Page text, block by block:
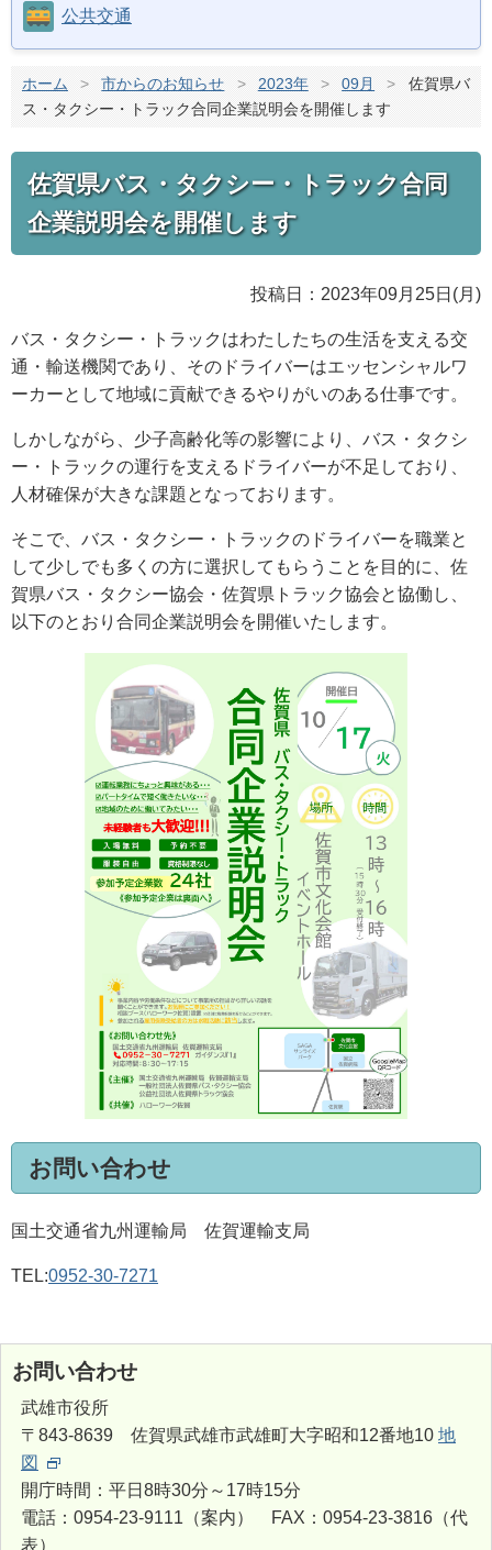
公共交通
ホーム > 市からのお知らせ > 2023年 > 09月 >
佐賀県バ
ス・タクシー・トラック合同企業説明会を開催します
佐賀県バス・タクシー・トラック合同
企業説明会を開催します
投稿日：2023年09月25日(月)
バス・タクシー・トラックはわたしたちの生活を支える交
通・輸送機関であり、そのドライバーはエッセンシャルワ
ーカーとして地域に貢献できるやりがいのある仕事です。
しかしながら、少子高齢化等の影響により、バス・タクシ
ー・トラックの運行を支えるドライバーが不足しており、
人材確保が大きな課題となっております。
そこで、バス・タクシー・トラックのドライバーを職業と
して少しでも多くの方に選択してもらうことを目的に、佐
賀県バス・タクシー協会・佐賀県トラック協会と協働し、
以下のとおり合同企業説明会を開催いたします。
お問い合わせ
国土交通省九州運輸局 佐賀運輸支局
TEL:0952-30-7271
お問い合わせ
武雄市役所
〒843-8639 佐賀県武雄市武雄町大字昭和12番地10 地
図
開庁時間：平日8時30分～17時15分
電話：0954-23-9111（案内） FAX：0954-23-3816（代
表）